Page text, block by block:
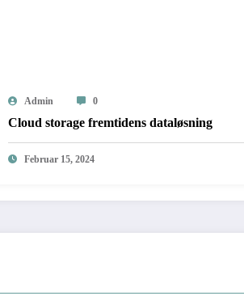
Admin 0
Cloud storage fremtidens dataløsning
Februar 15, 2024